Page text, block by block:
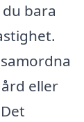
bara
eller